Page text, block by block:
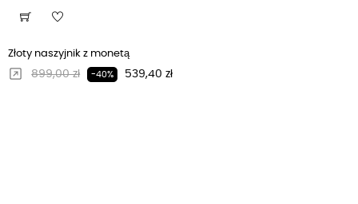
Złoty naszyjnik z monetą
Regularna cena
899,00 zł -40% Cena
539,40 zł